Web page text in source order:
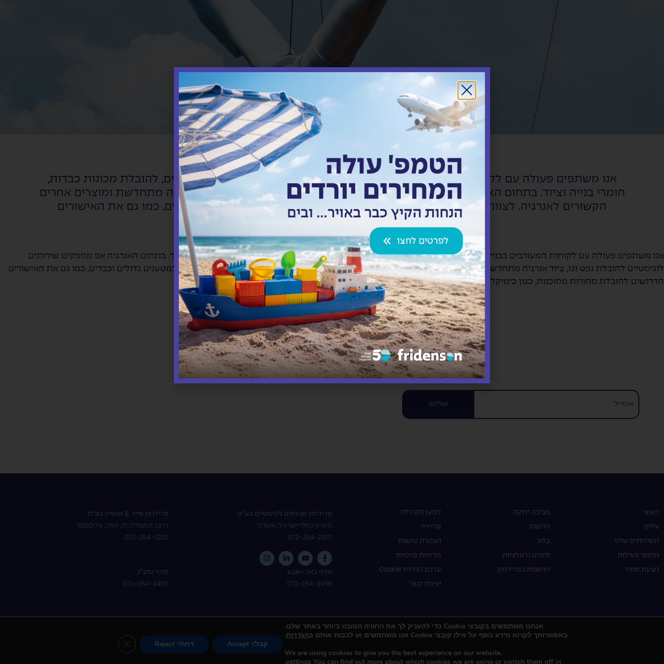
תשתיות ואנרגיה
אנו משתפים פעולה עם לקוחות המעורבים בבניית פרויקטי תשתית, כגון כבישים, גשרים ומבנים, להובלת מכונות כבדות,
חומרי בנייה וציוד. בתחום האנרגיה אנו מספקים שירותים לוגיסטיים להובלת נפט וגז, ציוד אנרגיה מתחדשת ומוצרים אחרים
הקשורים לאנרגיה. לצוות המומחים שלנו יש את הידע והניסיון לטפל במטענים גדולים וכבדים, כמו גם את האישורים
הדרושים להובלת סחורות מסוכנות, כגון כימיקלים ודלק.
אנו משתפים פעולה עם לקוחות המעורבים בבניית פרויקטי תשתית, כגון כבישים, גשרים ומבנים, להובלת מכונות כבדות, חומרי בנייה וציוד. בתחום האנרגיה אנו מספקים שירותים
לוגיסטיים להובלת נפט וגז, ציוד אנרגיה מתחדשת ומוצרים אחרים הקשורים לאנרגיה. לצוות המומחים שלנו יש את הידע והניסיון לטפל במטענים גדולים וכבדים, כמו גם את האישורים
הדרושים להובלת סחורות מסוכנות, כגון כימיקלים ודלק.
כן, אני רוצה להירשם לניוזלטר
שליחה
ראשי
עלינו
השירותים שלנו
תחומי פעילות
הצעת מחיר
סביבה ירוקה
חדשות
בלוג
תקנים ורגולציות
חדשנות בפרידנזון
למען הקהילה
קריירה
הצהרת נגישות
מדיניות פרטיות
עדכון הגדרת Cookie
יצירת קשר
פרידנזון שרותים לוגיסטיים בע"מ
פארק נמלי ישראל, אשדוד
072-264-2601
פרידנזון אייר & אושיין בע"מ
רחוב המצודה 31, אזור, 5800174
072-264-2222
סניף באר-שבע
072-264-2456
סניף נתב”ג
072-264-2400
seo by : UPLEAD
design by : AWD
|
created by : HD
אנחנו משתמשים בקובצי Cookie כדי להעניק לך את החוויה הטובה ביותר באתר שלנו.
באפשרותך לקרוא מידע נוסף על אילו קובצי Cookie אנו משתמשים או לכבות אותם ב
הגדרות.
We are using cookies to give you the best experience on our website.
You can find out more about which cookies we are using or switch them off in
settings
.
קבל/י Accept דחה/י Reject Close GDPR Cookie Banner